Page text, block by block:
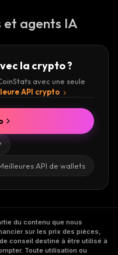
et agents IA
la crypto ?
avec une seule
API crypto
API de wallets
du contenu que nous
sur les prix des pièces,
conseil destiné à être utilisé à
Toute utilisation ou